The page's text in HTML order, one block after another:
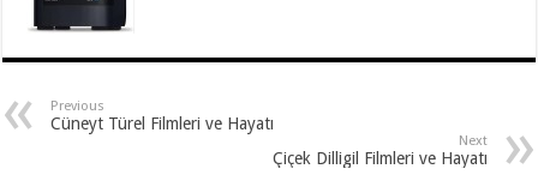
Previous
Cüneyt Türel Filmleri ve Hayatı
Next
Çiçek Dilligil Filmleri ve Hayatı